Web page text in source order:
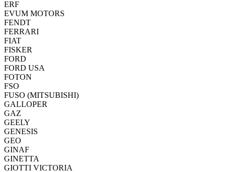
ERF
EVUM MOTORS
FENDT
FERRARI
FIAT
FISKER
FORD
FORD USA
FOTON
FSO
FUSO (MITSUBISHI)
GALLOPER
GAZ
GEELY
GENESIS
GEO
GINAF
GINETTA
GIOTTI VICTORIA